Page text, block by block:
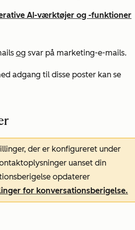
AI-værktøjer og -funktioner
og svar på marketing-e-mails.
adgang til disse poster kan se
der er konfigureret under
uanset din
opdaterer
for konversationsberigelse.